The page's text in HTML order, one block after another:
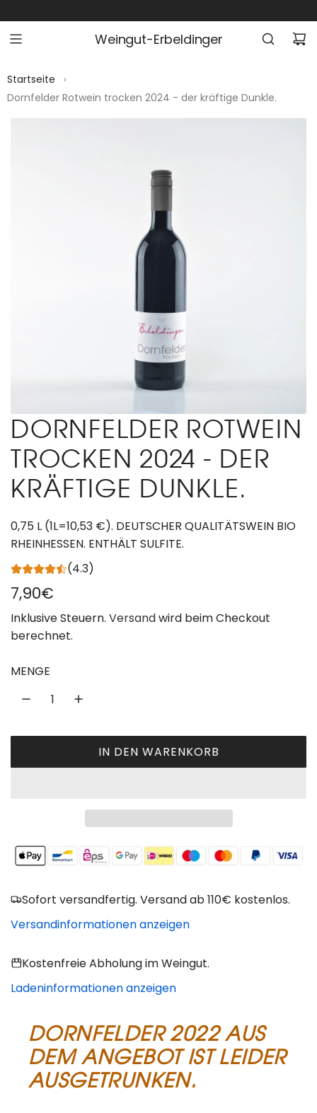
U
N
H
Weingut-Erbeldinger
Startseite
›
Dornfelder Rotwein trocken 2024 - der kräftige Dunkle.
DORNFELDER ROTWEIN
TROCKEN 2024 - DER
KRÄFTIGE DUNKLE.
0,75 L (1L=10,53 €). DEUTSCHER QUALITÄTSWEIN BIO
RHEINHESSEN. ENTHÄLT SULFITE.
(4.3)
R
e
g
u
r
e
e
7,90€
Inklusive Steuern. Versandwird beim Checkout
berechnet.
MENGE
IN DEN WARENKORB
L
E
N
.
.
Sofort versandfertig. Versand ab 110€ kostenlos.
Versandinformationen anzeigen
Kostenfreie Abholung im Weingut.
Ladeninformationen anzeigen
DORNFELDER 2022 AUS
DEM ANGEBOT IST LEIDER
AUSGETRUNKEN.